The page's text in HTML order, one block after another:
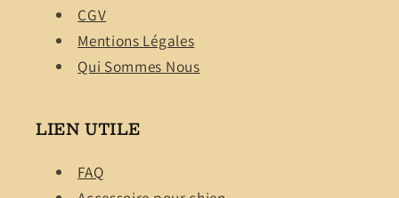
CGV
Mentions Légales
Qui Sommes Nous
LIEN UTILE
FAQ